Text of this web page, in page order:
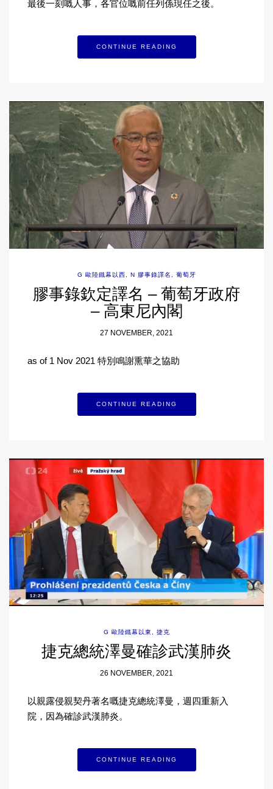
最後一刻嘅人事，各官位嘅前任列係現任之後。
CONTINUE READING
G 歐陸鐵幕以西 , N 膠事錄譯名 , 葡萄牙
膠事錄欽定譯名 – 葡萄牙政府
– 高東尼內閣
27 NOVEMBER, 2021
as of 1 Nov 2021 特別鳴謝熏華之協助
CONTINUE READING
G 歐陸鐵幕以東, 捷克
捷克總統澤曼確診武漢肺炎
26 NOVEMBER, 2021
以親露侵親契丹著名嘅捷克總統澤曼，週四重新入
院，因為確診武漢肺炎。
CONTINUE READING